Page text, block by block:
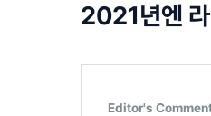
2021년엔
Editor's